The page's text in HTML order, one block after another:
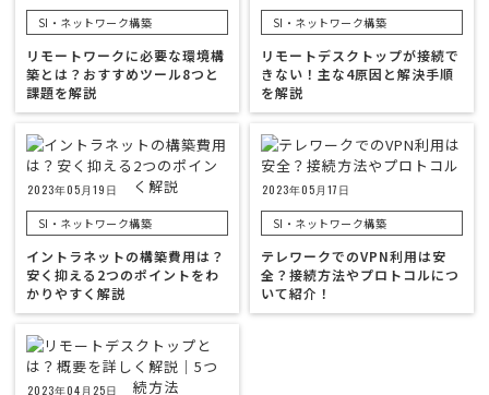
SI・ネットワーク構築
リモートワークに必要な環境構
築とは？おすすめツール8つと
課題を解説
SI・ネットワーク構築
リモートデスクトップが接続で
きない！主な4原因と解決手順
を解説
2023年05月19日
SI・ネットワーク構築
イントラネットの構築費用は？
安く抑える2つのポイントをわ
かりやすく解説
2023年05月17日
SI・ネットワーク構築
テレワークでのVPN利用は安
全？接続方法やプロトコルにつ
いて紹介！
2023年04月25日